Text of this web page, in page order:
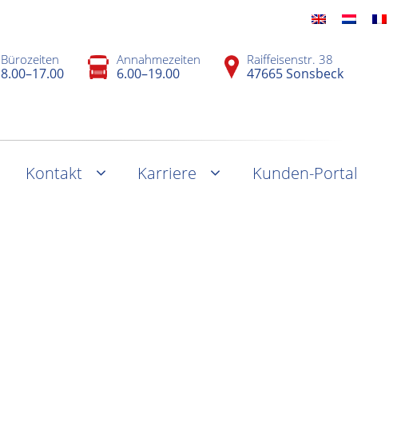
Bürozeiten
8.00–17.00
Annahmezeiten
6.00–19.00
Raiffeisenstr. 38
47665 Sonsbeck
Kontakt Karriere Kunden-Portal